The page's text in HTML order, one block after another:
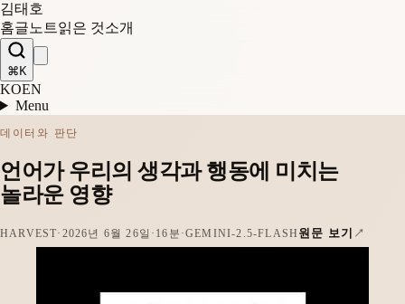
김태호
홈글 노트읽은 것소개
⌘K
KOEN
Menu
데이터와 판단
언어가 우리의 생각과 행동에 미치는
놀라운 영향
HARVEST· 2026년 6월 26일 · 16분 ·GEMINI-2.5-FLASH 원문 보기